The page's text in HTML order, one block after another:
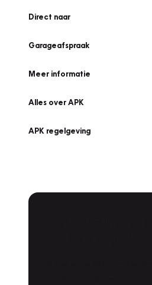
Direct naar
Garageafspraak
Meer informatie
Alles over APK
APK regelgeving